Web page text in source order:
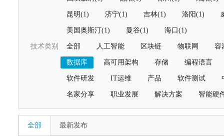
昆明(1) 济宁(1) 吉林(1) 洛阳(1)
美国奥斯汀(1) 曼谷(1) 海口(1)
技术类别 全部 人工智能 区块链 物联网 容
数据库 高可用架构 存储 编程语言
软件研发 IT运维 产品 软件测试
名家分享 职业发展 解决方案 智能硬
全部 最新发布